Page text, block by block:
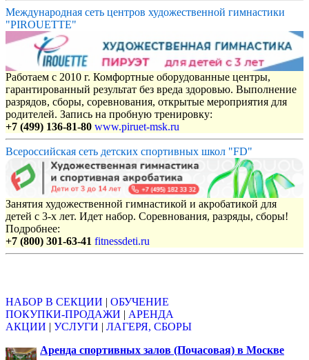
Международная сеть центров художественной гимнастики
"PIROUETTE"
Работаем с 2010 г. Комфортные оборудованные центры,
гарантированный результат без вреда здоровью. Выполнение
разрядов, сборы, соревнования, открытые мероприятия для
родителей. Запись на пробную тренировку:
+7 (499) 136-81-80 www.piruet-msk.ru
Всероссийская сеть детских спортивных школ "FD"
Занятия художественной гимнастикой и акробатикой для
детей с 3-х лет. Идет набор. Соревнования, разряды, сборы!
Подробнее:
+7 (800) 301-63-41 fitnessdeti.ru
НАБОР В СЕКЦИИ | ОБУЧЕНИЕ
ПОКУПКИ-ПРОДАЖИ | АРЕНДА
АКЦИИ | УСЛУГИ | ЛАГЕРЯ, СБОРЫ
Аренда спортивных залов (Почасовая) в Москве